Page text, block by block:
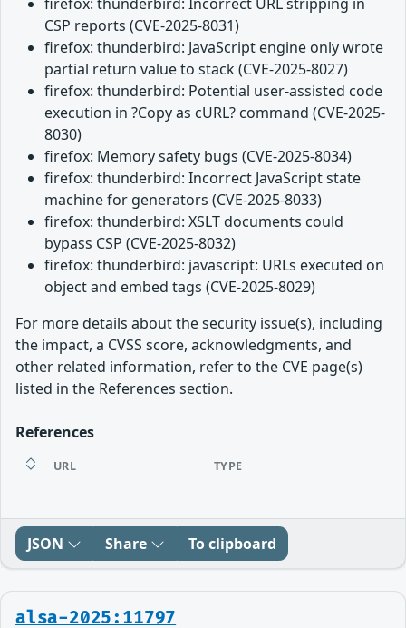
CSP reports (CVE-2025-8031)
firefox: thunderbird: JavaScript engine only wrote
partial return value to stack (CVE-2025-8027)
firefox: thunderbird: Potential user-assisted code
execution in ?Copy as cURL? command (CVE-2025-
8030)
firefox: Memory safety bugs (CVE-2025-8034)
firefox: thunderbird: Incorrect JavaScript state
machine for generators (CVE-2025-8033)
firefox: thunderbird: XSLT documents could
bypass CSP (CVE-2025-8032)
firefox: thunderbird: javascript: URLs executed on
object and embed tags (CVE-2025-8029)
For more details about the security issue(s), including
the impact, a CVSS score, acknowledgments, and
other related information, refer to the CVE page(s)
listed in the References section.
References
URL TYPE
JSON Share To clipboard
alsa-2025:11797